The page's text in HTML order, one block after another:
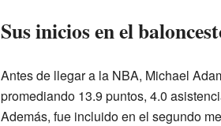
Sus inicios en el
Antes de llegar a la NBA, Michael
promediando 13.9 puntos, 4.0
Además, fue incluido en el segundo